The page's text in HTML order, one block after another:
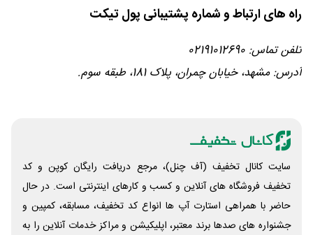
راه های ارتباط و شماره پشتیبانی پول تیکت
تلفن تماس: 02191012690
آدرس: مشهد، خیابان چمران، پلاک 181، طبقه سوم.
سایت کانال تخفیف (آف چنل)، مرجع دریافت رایگان کوپن و کد
تخفیف فروشگاه های آنلاین و کسب و‌ کارهای اینترنتی است. در حال
حاضر با همراهی استارت آپ ها انواع کد تخفیف، مسابقه، کمپین و
جشنواره های صدها برند معتبر، اپلیکیشن و مراکز خدمات آنلاین را به